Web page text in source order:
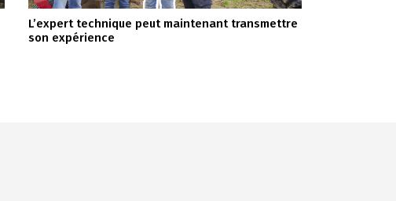
L’expert technique peut maintenant transmettre
son expérience